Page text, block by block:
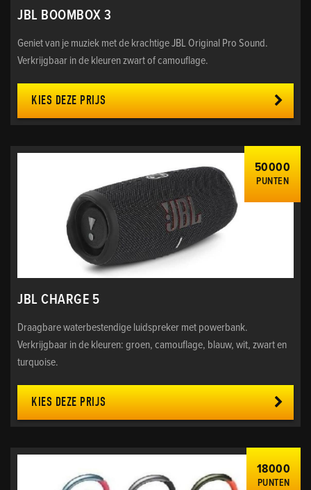
JBL BOOMBOX 3
Geniet van je muziek met de krachtige JBL Original Pro Sound.
Verkrijgbaar in de kleuren zwart of camouflage.
KIES DEZE PRIJS
50000
PUNTEN
JBL CHARGE 5
Draagbare waterbestendige luidspreker met powerbank.
Verkrijgbaar in de kleuren: groen, camouflage, blauw, wit, zwart en
turquoise.
KIES DEZE PRIJS
18000
PUNTEN